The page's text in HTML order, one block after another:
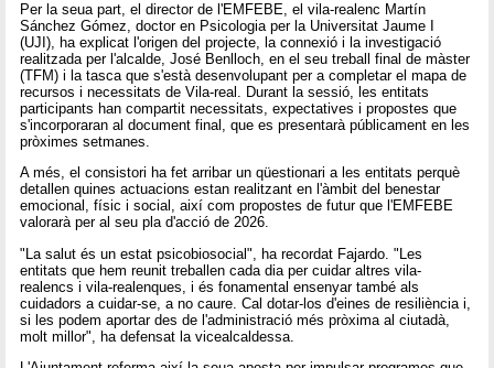
Per la seua part, el director de l'EMFEBE, el vila-realenc Martín
Sánchez Gómez, doctor en Psicologia per la Universitat Jaume I
(UJI), ha explicat l'origen del projecte, la connexió i la investigació
realitzada per l'alcalde, José Benlloch, en el seu treball final de màster
(TFM) i la tasca que s'està desenvolupant per a completar el mapa de
recursos i necessitats de Vila-real. Durant la sessió, les entitats
participants han compartit necessitats, expectatives i propostes que
s'incorporaran al document final, que es presentarà públicament en les
pròximes setmanes.
A més, el consistori ha fet arribar un qüestionari a les entitats perquè
detallen quines actuacions estan realitzant en l'àmbit del benestar
emocional, físic i social, així com propostes de futur que l'EMFEBE
valorarà per al seu pla d'acció de 2026.
"La salut és un estat psicobiosocial", ha recordat Fajardo. "Les
entitats que hem reunit treballen cada dia per cuidar altres vila-
realencs i vila-realenques, i és fonamental ensenyar també als
cuidadors a cuidar-se, a no caure. Cal dotar-los d'eines de resiliència i,
si les podem aportar des de l'administració més pròxima al ciutadà,
molt millor", ha defensat la vicealcaldessa.